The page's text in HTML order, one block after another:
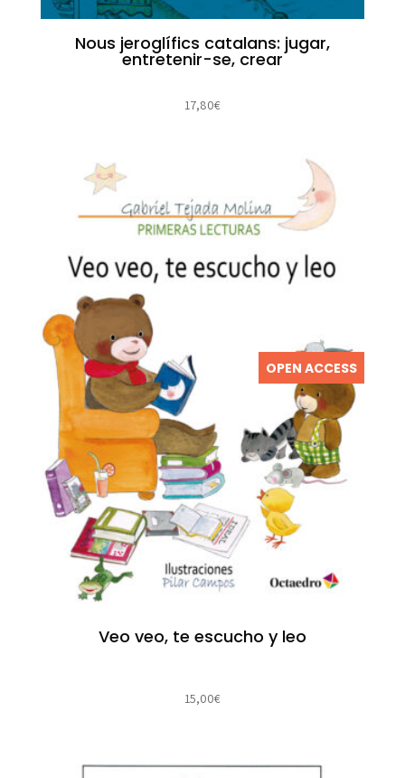
Nous jeroglífics catalans: jugar,
entretenir-se, crear
17,80€
OPEN ACCESS
Veo veo, te escucho y leo
15,00€